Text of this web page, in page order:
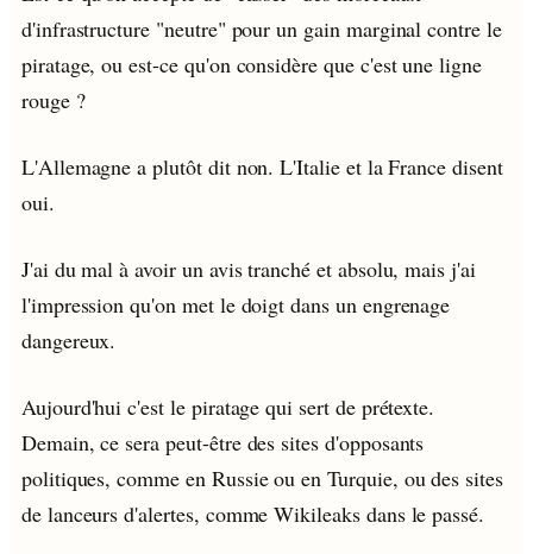
d'infrastructure "neutre" pour un gain marginal contre le
piratage, ou est-ce qu'on considère que c'est une ligne
rouge ?
L'Allemagne a plutôt dit non. L'Italie et la France disent
oui.
J'ai du mal à avoir un avis tranché et absolu, mais j'ai
l'impression qu'on met le doigt dans un engrenage
dangereux.
Aujourd'hui c'est le piratage qui sert de prétexte.
Demain, ce sera peut-être des sites d'opposants
politiques, comme en Russie ou en Turquie, ou des sites
de lanceurs d'alertes, comme Wikileaks dans le passé.